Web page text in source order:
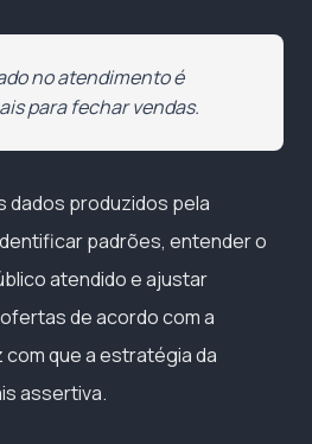
no atendimento é
para fechar vendas.
dados produzidos pela
padrões, entender o
atendido e ajustar
de acordo com a
com que a estratégia da
assertiva.